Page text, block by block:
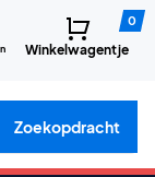
0
Winkelwagentje
Zoekopdracht